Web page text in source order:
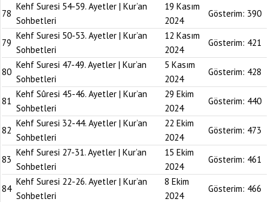
78
Kehf Suresi 54-59. Ayetler | Kur’an
Sohbetleri
19 Kasım
2024
Gösterim: 390
79
Kehf Suresi 50-53. Ayetler | Kur’an
Sohbetleri
12 Kasım
2024
Gösterim: 421
80
Kehf Suresi 47-49. Ayetler | Kur’an
Sohbetleri
5 Kasım
2024
Gösterim: 428
81
Kehf Sûresi 45-46. Ayetler | Kur’an
Sohbetleri
29 Ekim
2024
Gösterim: 440
82
Kehf Suresi 32-44. Ayetler | Kur’an
Sohbetleri
22 Ekim
2024
Gösterim: 473
83
Kehf Suresi 27-31. Ayetler | Kur’an
Sohbetleri
15 Ekim
2024
Gösterim: 461
84
Kehf Suresi 22-26. Ayetler | Kur’an
Sohbetleri
8 Ekim
2024
Gösterim: 466